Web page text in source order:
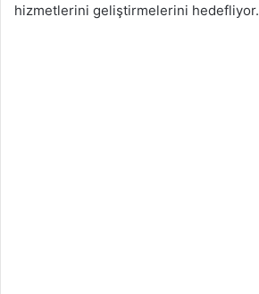
hizmetlerini geliştirmelerini hedefliyor.